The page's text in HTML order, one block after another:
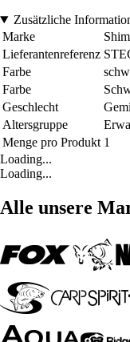
Zusätzliche
Marke
Lieferantenreferenz
Farbe
Farbe
Geschlecht
Altersgruppe
Menge pro Produkt 1
Loading...
Loading...
Alle unsere